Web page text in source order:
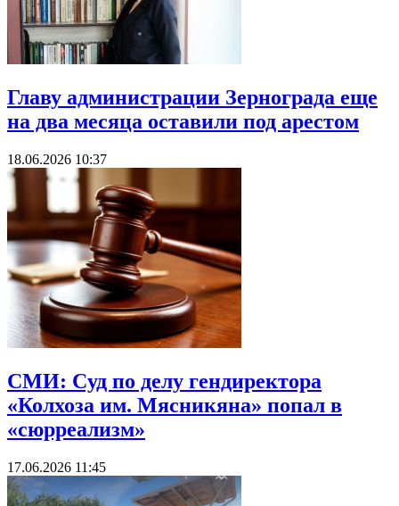
Главу администрации Зернограда еще
на два месяца оставили под арестом
18.06.2026 10:37
СМИ: Cуд по делу гендиректора
«Колхоза им. Мясникяна» попал в
«сюрреализм»
17.06.2026 11:45